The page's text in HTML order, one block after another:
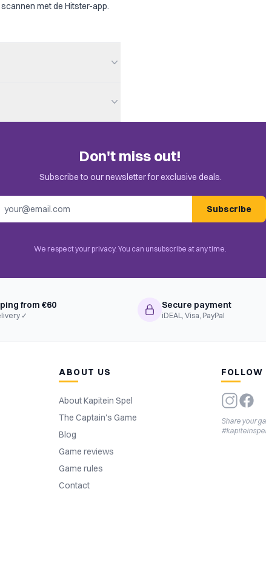
met de Hitster-app.
invitation in your email.Don't miss out!
Subscribe to our newsletter for exclusive deals.
Subscribe
We respect your privacy. You can unsubscribe at any time.
from €60
✓
Secure payment
iDEAL, Visa, PayPal
ABOUT US
About Kapitein Spel
The Captain's Game
Blog
Game reviews
Game rules
Contact
FOLLOW
Share your
#kapiteinspel